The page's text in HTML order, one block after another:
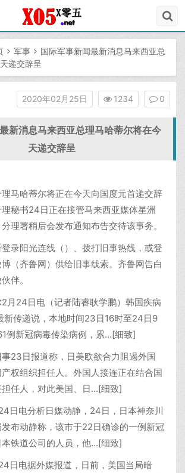
军事
国际军事新闻最新消息马来西亚总
递交辞呈
2020年02月25日 1234 0
新消息马来西亚总理马哈蒂尔将在今
天递交辞呈
哈蒂尔将正在今天向国度元首递交辞
秘书24日正在接管马来西亚媒体星洲
理署稍后会发布通知布告交待该事务。
阳光连线（）、拨打旧事热线，或登
（齐鲁网）供给旧事线索。齐鲁网告白
伴。
24日电（记者陆睿耿学鹏）韩国疾病
新传递说，本地时间23日16时至24日9
例新冠病毒传染病例，累...[细致]
日报道称，日美欧欲合力阻遏外国
权组织担任人。外国人接连正在结合国
任人，对此美国、日...[细致]
电分析日媒动静，24日，日本神奈川
布动静称，该市于22日确诊的一例新冠
铁道公司的人员，他...[细致]
电据外媒报道，日前，美国当局暗